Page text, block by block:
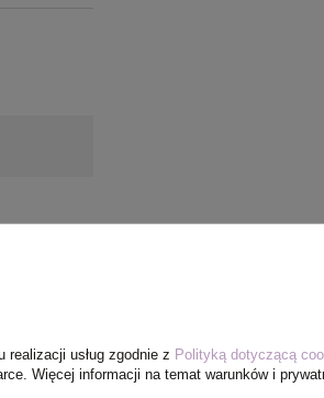
usług zgodnie z Polityką dotyczącą
Więcej informacji na temat warunków i